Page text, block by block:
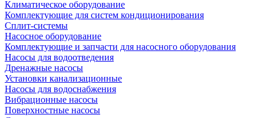
Климатическое оборудование
Комплектующие для систем кондиционирования
Сплит-системы
Насосное оборудование
Комплектующие и запчасти для насосного оборудования
Насосы для водоотведения
Дренажные насосы
Установки канализационные
Насосы для водоснабжения
Вибрационные насосы
Поверхностные насосы